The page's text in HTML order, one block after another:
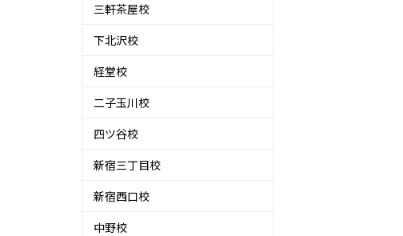
三軒茶屋校
下北沢校
経堂校
二子玉川校
四ツ谷校
新宿三丁目校
新宿西口校
中野校